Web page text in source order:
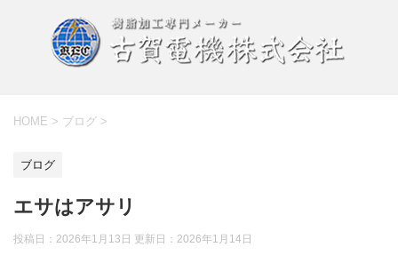
HOME > ブログ >
ブログ
エサはアサリ
投稿日：2026年1月13日 更新日： 2026年1月14日